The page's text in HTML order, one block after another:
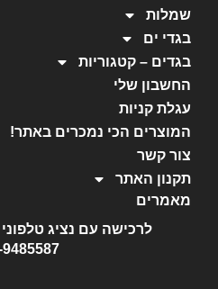
שמלות
בגדי ים
בגדים – קטגוריות
החשבון שלי
עגלת קניות
המוצרים הכי נמכרים באתר!
צור קשר
תקנון האתר
מאמרים
לרכישה עם נציג